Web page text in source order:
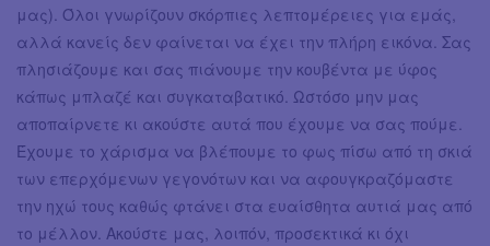
μας). Όλοι γνωρίζουν σκόρπιες λεπτομέρειες για εμάς,
αλλά κανείς δεν φαίνεται να έχει την πλήρη εικόνα. Σας
πλησιάζουμε και σας πιάνουμε την κουβέντα με ύφος
κάπως μπλαζέ και συγκαταβατικό. Ωστόσο μην μας
αποπαίρνετε κι ακούστε αυτά που έχουμε να σας πούμε.
Έχουμε το χάρισμα να βλέπουμε το φως πίσω από τη σκιά
των επερχόμενων γεγονότων και να αφουγκραζόμαστε
την ηχώ τους καθώς φτάνει στα ευαίσθητα αυτιά μας από
το μέλλον. Ακούστε μας, λοιπόν, προσεκτικά κι όχι